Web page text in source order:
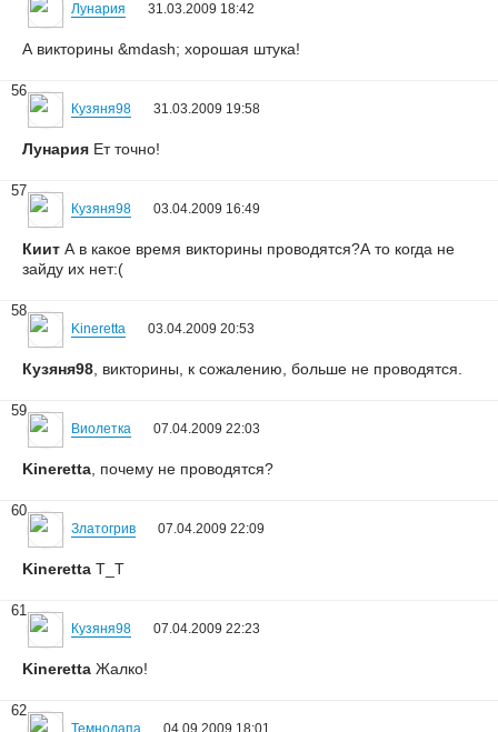
Лунария 31.03.2009 18:42
А викторины &mdash; хорошая штука!
56
Кузяня98 31.03.2009 19:58
Лунария Ет точно!
57
Кузяня98 03.04.2009 16:49
Киит А в какое время викторины проводятся?А то когда не
зайду их нет:(
58
Kineretta 03.04.2009 20:53
Кузяня98 , викторины, к сожалению, больше не проводятся.
59
Виолетка 07.04.2009 22:03
Kineretta , почему не проводятся?
60
Златогрив 07.04.2009 22:09
Kineretta Т_Т
61
Кузяня98 07.04.2009 22:23
Kineretta Жалко!
62
Темнолапа 04.09.2009 18:01